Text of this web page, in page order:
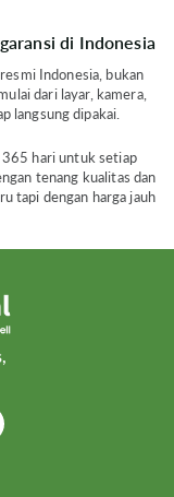
di Indonesia
Indonesia, bukan
dari layar, kamera,
langsung dipakai.
365 hari untuk setiap
tenang kualitas dan
tapi dengan harga jauh